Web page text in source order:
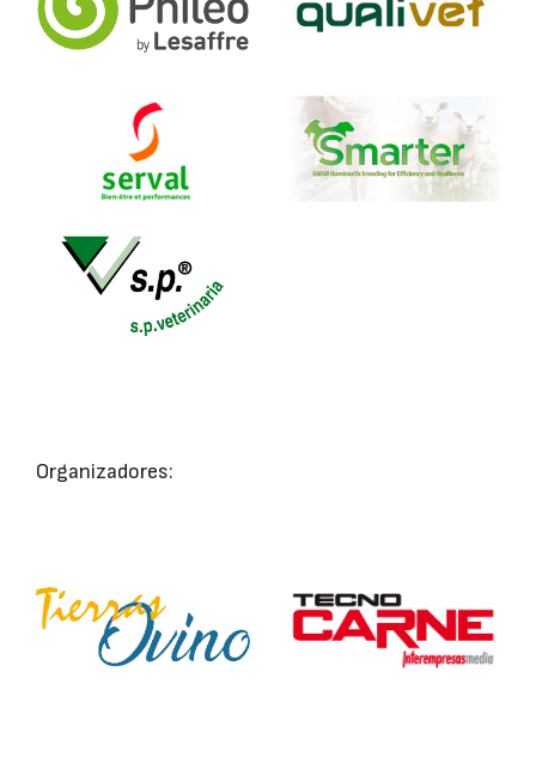
Organizadores: